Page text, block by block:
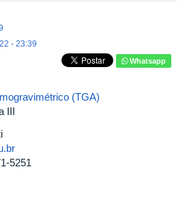
- 23:39
Whatsapp
(TGA)
III
5251